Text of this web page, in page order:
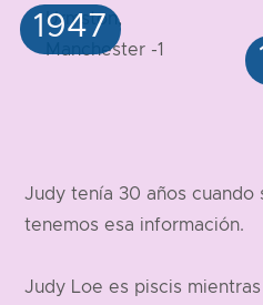
Judy tenía 30 años cuando
tenemos esa información.
Judy Loe es piscis